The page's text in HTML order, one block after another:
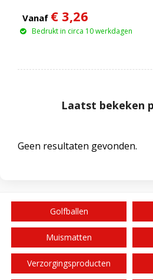
Vanaf € 3,26
Bedrukt in circa 10 werkdagen
Laatst bekeken
Geen resultaten gevonden.
Golfballen
Muismatten
Verzorgingsproducten